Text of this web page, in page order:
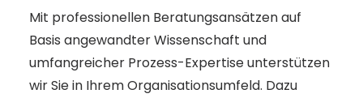
Mit professionellen Beratungsansätzen auf
Basis angewandter Wissenschaft und
umfangreicher Prozess-Expertise unterstützen
wir Sie in Ihrem Organisationsumfeld. Dazu